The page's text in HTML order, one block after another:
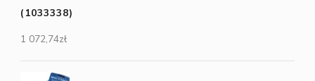
(1033338)
1 072,74zł